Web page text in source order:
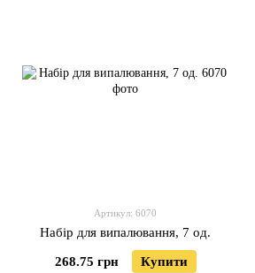
Артикул: 6070
Набір для випалювання, 7 од.
268.75 грн Купити